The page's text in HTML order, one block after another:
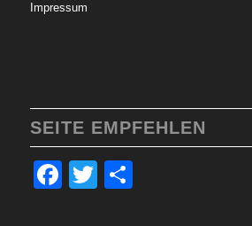
Impressum
SEITE EMPFEHLEN
Facebook
Twitter